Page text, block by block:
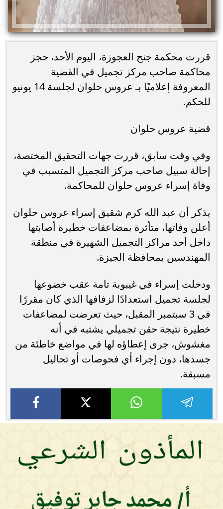
قررت محكمة جنح العجوزة، اليوم الأحد، حجز
محاكمة صاحب مركز تجميل في القضية
المعروفة إعلاميًا بـ عروس حلوان لجلسة 14 يونيو
للحكم.
قضية عروس حلوان
وفي وقت سابق، قررت جهات التحقيق المختصة،
إحالة سبيل صاحب مركز التجميل المتسبب في
وفاة إسراء عروس حلوان للمحاكمة.
يذكر أن عبد الله كرم شقيق إسراء عروس حلوان
أعلن وفاتها، متأثرة بمضاعفات خطيرة أصابتها
داخل أحد مراكز التجميل الشهيرة في منطقة
المهندسين بمحافظة الجيزة.
ودخلت إسراء في غيبوبة تامة عقب خضوعها
لجلسة تجميل استعدادًا لزفافها الذي كان مقررًا
في 3 سبتمبر المقبل، حيث تعرضت لمضاعفات
خطيرة نتيجة حقن تجميلي يشتبه في أنه
مغشوش، جرى إعطاؤه لها في مواضع خاطئة من
جسدها، دون إجراء أي فحوصات أو تحاليل
مسبقة.